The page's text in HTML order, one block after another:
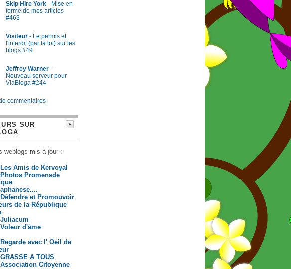
Skip Hire York - Mise en
forme de mes articles
#463
Visiteur - Le permis et
l'interdit (par la loi) sur les
blogs #49
Jeffrey Warner -
Nouveau serveur pour
ViaBloga #244
commentaires
SUR
weblogs mis à jour :
Les Amis de Kervoyal
Photos Promenade
aphanese....
Défendre et Promouvoir
de la République
Juliacum
Voleur d'âme
Regarde avec l' Oeil de
GRASSE A TOUS
Association Citoyenne